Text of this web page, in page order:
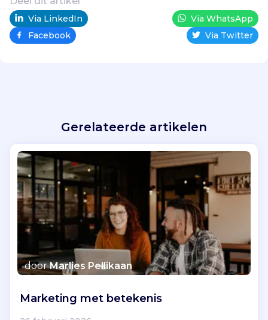
Via LinkedIn
Via WhatsApp
Facebook
Via Twitter
Gerelateerde artikelen
doorMarlies Pellikaan
Marketing met betekenis